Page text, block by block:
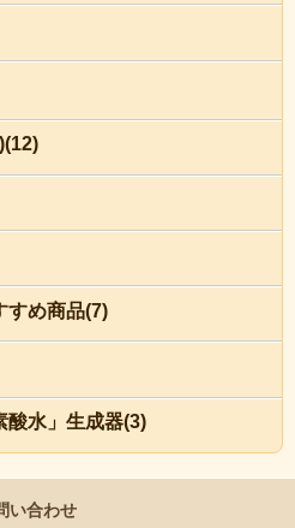
すめ商品(7)
酸水」生成器(3)
い合わせ